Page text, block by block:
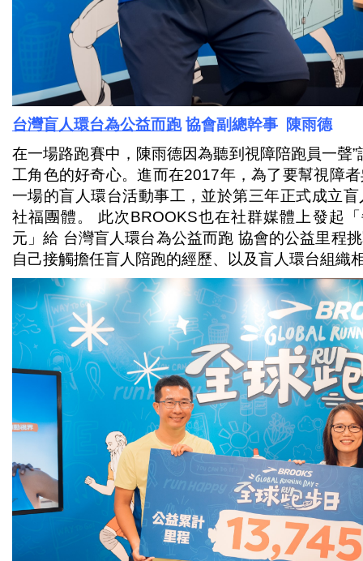
台灣盲人環台為公益而跑 協會副總幹事
陳雨德
在一場路跑賽中，陳雨德因為聽到視障陪跑員一聲
工角色的好奇心。進而在2017年，為了要幫視障
一場的盲人環台活動事工，並於第三年正式成立
社福團體。 此次BROOKS也在社群媒體上發起
元」給 台灣盲人環台為公益而跑 協會的公益里程
自己接觸擔任盲人陪跑的經歷、以及盲人環台組織